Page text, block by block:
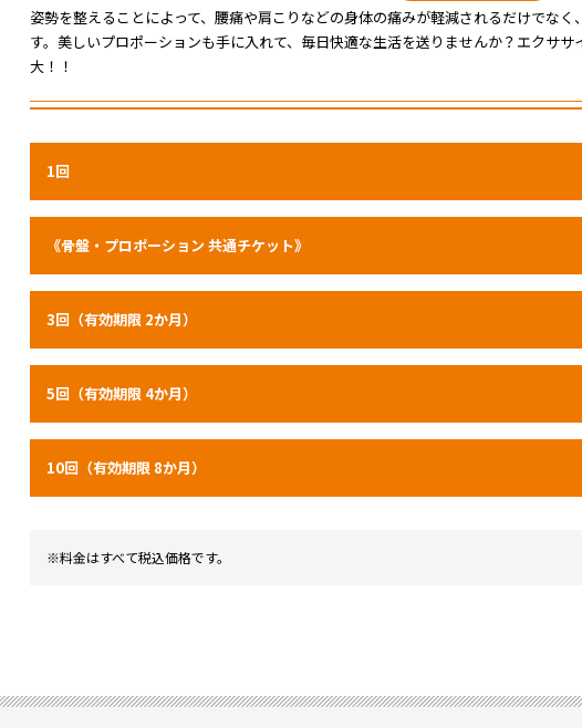
姿勢を整えることによって、腰痛や肩こりなどの身体の痛みが軽減されるだけでな
す。美しいプロポーションも手に入れて、毎日快適な生活を送りませんか？エクサ
大！！
1回
《骨盤・プロポーション 共通チケット》
3回（有効期限 2か月）
5回（有効期限 4か月）
10回（有効期限 8か月）
※料金はすべて税込価格です。